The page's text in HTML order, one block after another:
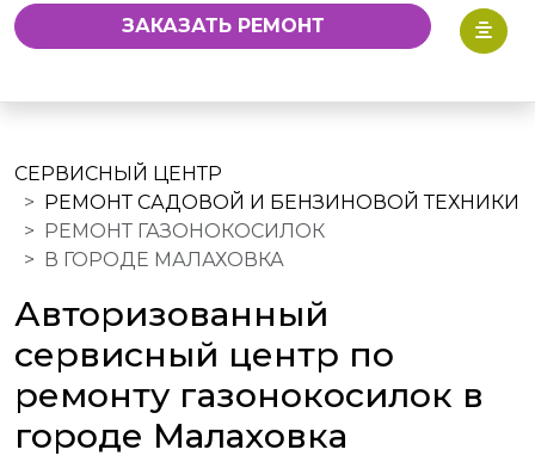
ЗАКАЗАТЬ РЕМОНТ
СЕРВИСНЫЙ ЦЕНТР
РЕМОНТ САДОВОЙ И БЕНЗИНОВОЙ ТЕХНИКИ
РЕМОНТ ГАЗОНОКОСИЛОК
В ГОРОДЕ МАЛАХОВКА
Авторизованный
сервисный центр по
ремонту газонокосилок в
городе Малаховка